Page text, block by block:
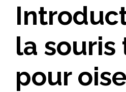
la souris
pour